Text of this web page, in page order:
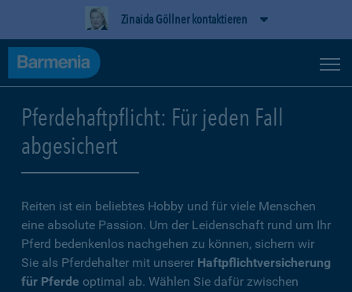
Zinaida Göllner kontaktieren
Pferdehaftpflicht: Für jeden Fall
abgesichert
Reiten ist ein beliebtes Hobby und für viele Menschen
eine absolute Passion. Um der Leidenschaft rund um Ihr
Pferd bedenkenlos nachgehen zu können, sichern wir
Sie als Pferdehalter mit unserer Haftpflichtversicherung
für Pferde optimal ab. Wählen Sie dafür zwischen